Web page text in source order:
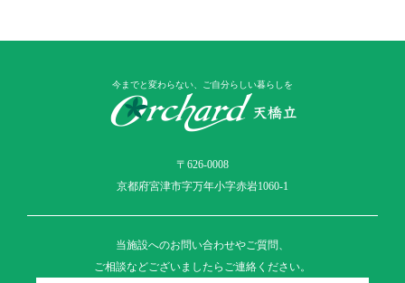
今までと変わらない、ご自分らしい暮らしを
〒626-0008
京都府宮津市字万年小字赤岩1060-1
当施設へのお問い合わせやご質問、
ご相談などございましたらご連絡ください。